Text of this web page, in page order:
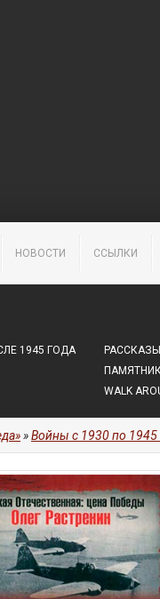
НОВОСТИ ССЫЛКИ
1945 ГОДА
РАССКАЗЫ
WALK
»Войны с 1930 по 1945